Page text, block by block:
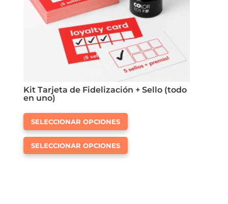
de
producto
la
página
de
producto
Kit Tarjeta de Fidelización + Sello (todo
en uno)
SELECCIONAR OPCIONES
Este
tiene
múltiples
SELECCIONAR OPCIONES
Este